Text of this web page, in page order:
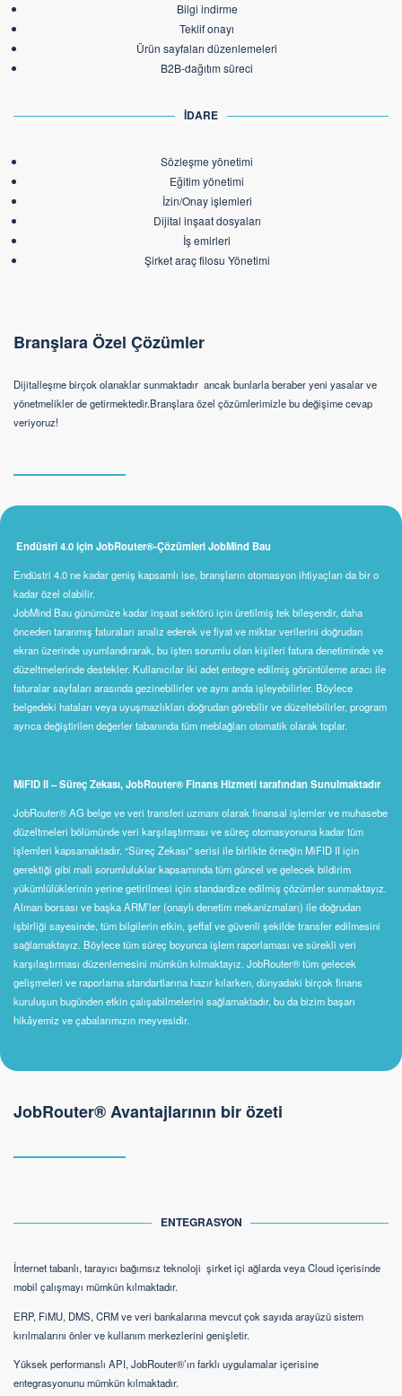
Bilgi indirme
Teklif onayı
Ürün sayfaları düzenlemeleri
B2B-dağıtım süreci
İDARE
Sözleşme yönetimi
Eğitim yönetimi
İzin/Onay işlemleri
Dijital inşaat dosyaları
İş emirleri
Şirket araç filosu Yönetimi
Branşlara Özel Çözümler
Dijitalleşme birçok olanaklar sunmaktadır ancak bunlarla beraber yeni yasalar ve
yönetmelikler de getirmektedir.Branşlara özel çözümlerimizle bu değişime cevap
veriyoruz!
Endüstri 4.0 için JobRouter®-Çözümleri JobMind Bau
Endüstri 4.0 ne kadar geniş kapsamlı ise, branşların otomasyon ihtiyaçları da bir o
kadar özel olabilir.
JobMind Bau günümüze kadar inşaat sektörü için üretilmiş tek bileşendir, daha
önceden taranmış faturaları analiz ederek ve fiyat ve miktar verilerini doğrudan
ekran üzerinde uyumlandırarak, bu işten sorumlu olan kişileri fatura denetiminde ve
düzeltmelerinde destekler. Kullanıcılar iki adet entegre edilmiş görüntüleme aracı ile
faturalar sayfaları arasında gezinebilirler ve aynı anda işleyebilirler. Böylece
belgedeki hataları veya uyuşmazlıkları doğrudan görebilir ve düzeltebilirler, program
ayrıca değiştirilen değerler tabanında tüm meblağları otomatik olarak toplar.
MiFID II – Süreç Zekası, JobRouter® Finans Hizmeti tarafından Sunulmaktadır
JobRouter® AG belge ve veri transferi uzmanı olarak finansal işlemler ve muhasebe
düzeltmeleri bölümünde veri karşılaştırması ve süreç otomasyonuna kadar tüm
işlemleri kapsamaktadır. “Süreç Zekası” serisi ile birlikte örneğin MiFID II için
gerektiği gibi mali sorumluluklar kapsamında tüm güncel ve gelecek bildirim
yükümlülüklerinin yerine getirilmesi için standardize edilmiş çözümler sunmaktayız.
Alman borsası ve başka ARM’ler (onaylı denetim mekanizmaları) ile doğrudan
işbirliği sayesinde, tüm bilgilerin etkin, şeffaf ve güvenli şekilde transfer edilmesini
sağlamaktayız. Böylece tüm süreç boyunca işlem raporlaması ve sürekli veri
karşılaştırması düzenlemesini mümkün kılmaktayız. JobRouter® tüm gelecek
gelişmeleri ve raporlama standartlarına hazır kılarken, dünyadaki birçok finans
kuruluşun bugünden etkin çalışabilmelerini sağlamaktadır, bu da bizim başarı
hikâyemiz ve çabalarımızın meyvesidir.
JobRouter® Avantajlarının bir özeti
ENTEGRASYON
İnternet tabanlı, tarayıcı bağımsız teknoloji şirket içi ağlarda veya Cloud içerisinde
mobil çalışmayı mümkün kılmaktadır.
ERP, FiMU, DMS, CRM ve veri bankalarına mevcut çok sayıda arayüzü sistem
kırılmalarını önler ve kullanım merkezlerini genişletir.
Yüksek performanslı API, JobRouter®’ın farklı uygulamalar içerisine
entegrasyonunu mümkün kılmaktadır.